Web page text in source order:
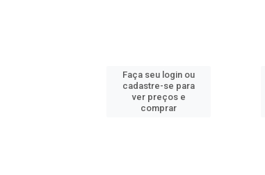
Faça seu login ou
cadastre-se para
ver preços e
comprar